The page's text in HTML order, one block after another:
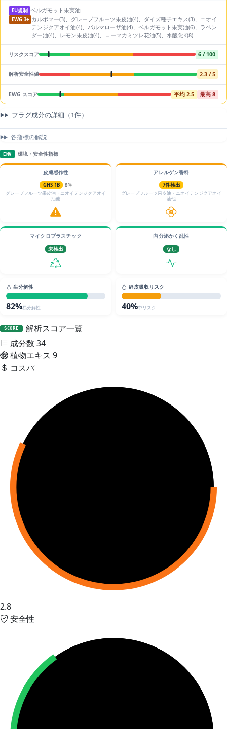
EU規制 ベルガモット果実油
EWG 3+ カルボマー(3)、グレープフルーツ果皮油(4)、ダイズ種子エキス(3)、ニオイ
テンジクアオイ油(4)、パルマローザ油(4)、ベルガモット果実油(6)、ラベン
ダー油(4)、レモン果皮油(4)、ローマカミツレ花油(5)、水酸化K(8)
リスクスコア 6 / 100
解析安全性値 2.3 / 5
EWG スコア 平均 2.5 最高 8
フラグ成分の詳細（1件）
各指標の解説
ENV 環境・安全性指標
皮膚感作性
GHS 1B
8件
グレープフルーツ果皮油・ニオイテンジクアオイ
油他
アレルゲン香料
7件検出
グレープフルーツ果皮油・ニオイテンジクアオイ
油他
マイクロプラスチック
未検出
内分泌かく乱性
なし
生分解性
82%易分解性
経皮吸収リスク
40%中リスク
SCORE
解析スコア一覧
成分数 34
植物エキス 9
コスパ
2.8
安全性